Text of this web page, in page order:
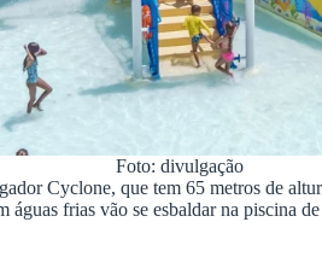
Foto: divulgação
Cyclone, que tem 65 metros de
águas frias vão se esbaldar na piscina